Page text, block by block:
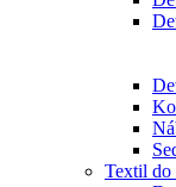
Textil do